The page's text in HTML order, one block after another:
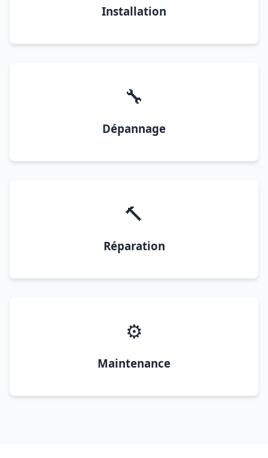
Installation
🔧
Dépannage
🔨
Réparation
⚙️
Maintenance